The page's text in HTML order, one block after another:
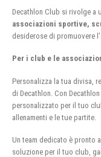
Decathlon Club si rivolge a
associazioni sportive,
desiderose di promuovere
Per i club e le
Personalizza la tua divisa,
di Decathlon. Con
personalizzato per il tuo
allenamenti e le tue partite.
Un team dedicato è pronto
soluzione per il tuo club,